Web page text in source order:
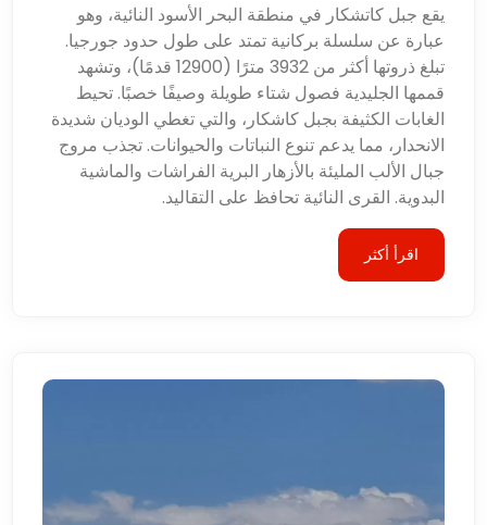
يقع جبل كاتشكار في منطقة البحر الأسود النائية، وهو
عبارة عن سلسلة بركانية تمتد على طول حدود جورجيا.
تبلغ ذروتها أكثر من 3932 مترًا (12900 قدمًا)، وتشهد
قممها الجليدية فصول شتاء طويلة وصيفًا خصبًا. تحيط
الغابات الكثيفة بجبل كاشكار، والتي تغطي الوديان شديدة
الانحدار، مما يدعم تنوع النباتات والحيوانات. تجذب مروج
جبال الألب المليئة بالأزهار البرية الفراشات والماشية
البدوية. القرى النائية تحافظ على التقاليد.
اقرأ أكثر